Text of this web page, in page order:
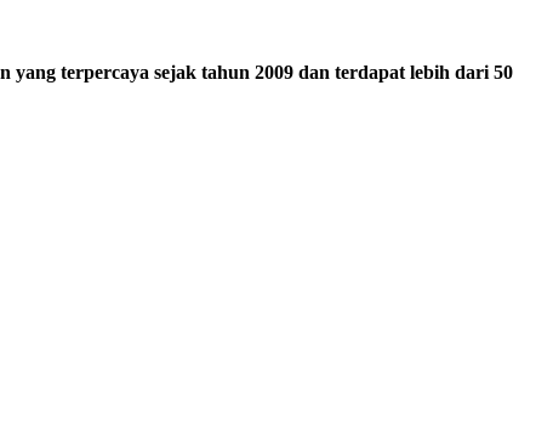
terpercaya sejak tahun 2009 dan terdapat lebih dari 50